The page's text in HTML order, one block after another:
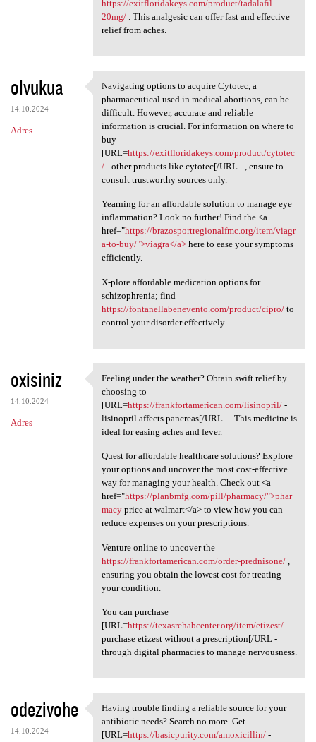
https://exitfloridakeys.com/product/tadalafil-
20mg/. This analgesic can offer fast and effective
relief from aches.
olvukua
14.10.2024
Adres
Navigating options to acquire
Navigating options to acquire Cytotec, a
pharmaceutical used in medical abortions, can be
difficult. However, accurate and reliable
information is crucial. For information on where to
buy
[URL=https://exitfloridakeys.com/product/cytotec
/- other products like cytotec[/URL - , ensure to
consult trustworthy sources only.
Yearning for an affordable solution to manage eye
inflammation? Look no further! Find the <a
href="https://brazosportregionalfmc.org/item/viagr
a-to-buy/">viagra</a>here to ease your symptoms
efficiently.
X-plore affordable medication options for
schizophrenia; find
https://fontanellabenevento.com/product/cipro/to
control your disorder effectively.
oxisiniz
14.10.2024
Adres
Feeling under the weather?
Feeling under the weather? Obtain swift relief by
choosing to
[URL=https://frankfortamerican.com/lisinopril/-
lisinopril affects pancreas[/URL - . This medicine is
ideal for easing aches and fever.
Quest for affordable healthcare solutions? Explore
your options and uncover the most cost-effective
way for managing your health. Check out <a
href="https://planbmfg.com/pill/pharmacy/">phar
macyprice at walmart</a> to view how you can
reduce expenses on your prescriptions.
Venture online to uncover the
https://frankfortamerican.com/order-prednisone/,
ensuring you obtain the lowest cost for treating
your condition.
You can purchase
[URL=https://texasrehabcenter.org/item/etizest/-
purchase etizest without a prescription[/URL -
through digital pharmacies to manage nervousness.
odezivohe
14.10.2024
Having trouble finding a
Having trouble finding a reliable source for your
antibiotic needs? Search no more. Get
[URL=https://basicpurity.com/amoxicillin/-